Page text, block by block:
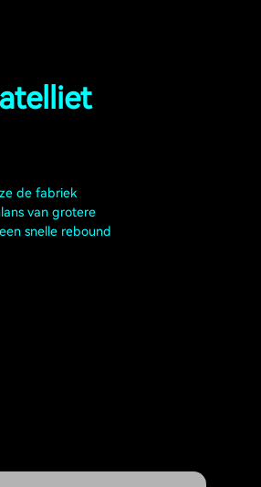
de fabriek
van grotere
snelle rebound